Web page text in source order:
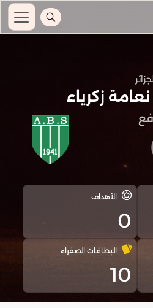
زكرياء
الأهداف
0
البطاقات الصفراء
10